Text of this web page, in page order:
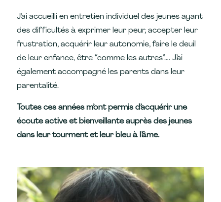
J’ai accueilli en entretien individuel des jeunes ayant
des difficultés à exprimer leur peur, accepter leur
frustration, acquérir leur autonomie, faire le deuil
de leur enfance, être “comme les autres”…. J’ai
également accompagné les parents dans leur
parentalité.
Toutes ces années m’ont permis d’acquérir une
écoute active et bienveillante auprès des jeunes
dans leur tourment et leur bleu à l’âme.